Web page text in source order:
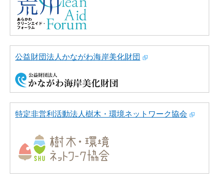
公益財団法人かながわ海岸美化財団
特定非営利活動法人樹木・環境ネットワーク協会